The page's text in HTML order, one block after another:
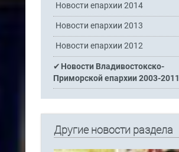
Новости епархии 2014
Новости епархии 2013
Новости епархии 2012
Новости Владивостокско-
Приморской епархии 2003-2011
Другие новости раздела